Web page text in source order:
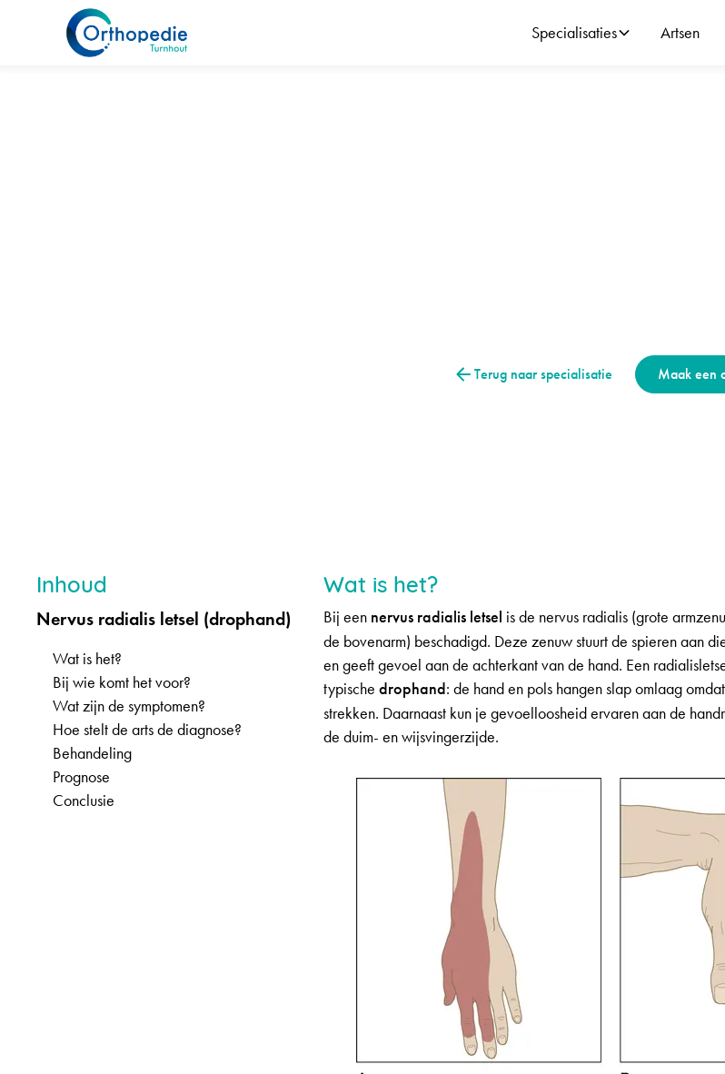
Specialisaties Artsen
Terug naar specialisatie Maak een
Inhoud
Nervus radialis letsel (drophand)
Wat is het?
Bij wie komt het voor?
Wat zijn de symptomen?
Hoe stelt de arts de diagnose?
Behandeling
Prognose
Conclusie
Wat is het?
Bij een nervus radialis letsel is de nervus radialis (grote
de bovenarm) beschadigd. Deze zenuw stuurt de spieren aan
en geeft gevoel aan de achterkant van de hand. Een
typische drophand : de hand en pols hangen slap omlaag
strekken. Daarnaast kun je gevoelloosheid ervaren aan de
de duim- en wijsvingerzijde.